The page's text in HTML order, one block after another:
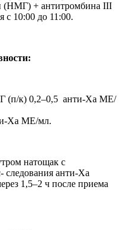
(НМГ) + антитромбина III
с 10:00 до 11:00.
(п/к) 0,2–0,5 анти-Ха МЕ/
Ха МЕ/мл.
натощак с
следования анти-Ха
1,5–2 ч после приема